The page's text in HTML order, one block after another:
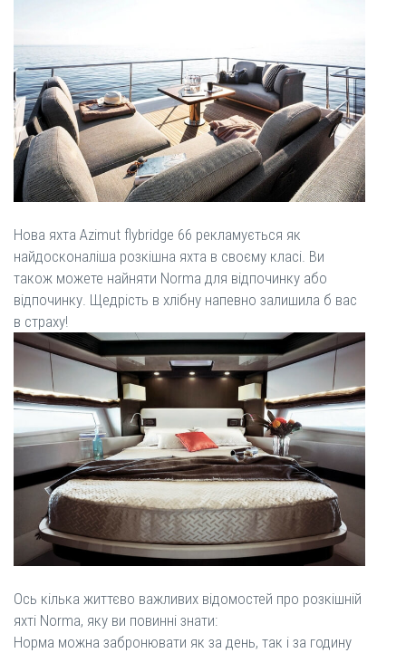
Нова яхта Azimut flybridge 66 рекламується як
найдосконаліша розкішна яхта в своєму класі. Ви
також можете найняти Norma для відпочинку або
відпочинку. Щедрість в хлібну напевно залишила б вас
в страху!
Ось кілька життєво важливих відомостей про розкішній
яхті Norma, яку ви повинні знати:
Норма можна забронювати як за день, так і за годину